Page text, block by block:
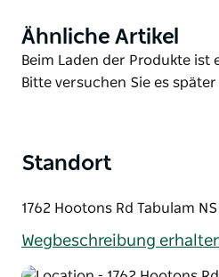
Entfliehen Sie den
weitläufigen Campingplatz,
dem gewundenen Clarence
felsigem Gelände. Da es
wählen.
Allradfahrzeug erforderlich.
jedoch außerhalb des
Product
List
Ähnliche Artikel
Product
List
Beim Laden der Produkte ist
Bitte versuchen Sie es
Standort
1762 Hootons Rd Tabulam
Wegbeschreibung